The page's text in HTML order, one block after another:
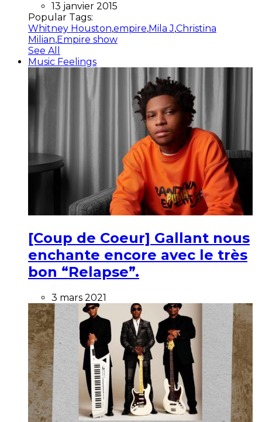
13 janvier 2015
Popular Tags:
Whitney Houston,empire,Mila J,Christina
Milian,Empire show
See All
Music Feelings
[Coup de Coeur] Gallant nous
enchante encore avec le très
bon “Relapse”.
3 mars 2021